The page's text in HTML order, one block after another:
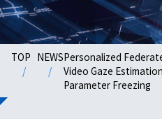
TOP NEWSPersonalized
Video Gaze
Parameter Freezing